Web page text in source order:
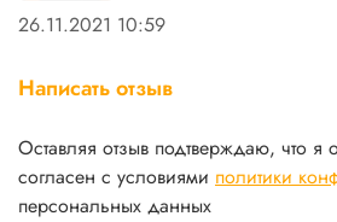
26.11.2021 10:59
Написать отзыв
Оставляя отзыв подтверждаю, что я
согласен с условиями политики
персональных данных